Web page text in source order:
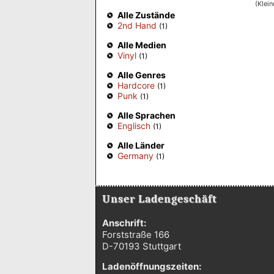
Alle Zustände
2nd Hand (1)
Alle Medien
Vinyl (1)
Alle Genres
Hardcore (1)
Punk (1)
Alle Sprachen
Englisch (1)
Alle Länder
Germany (1)
Unser Ladengeschäft
Anschrift:
Forststraße 166
D-70193 Stuttgart
Ladenöffnungszeiten: